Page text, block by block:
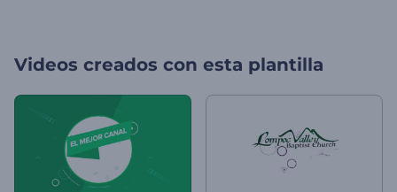
Videos creados con esta plantilla